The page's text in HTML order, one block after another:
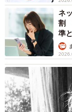
福岡のヨロズカケ（齋
他にも鏡餅の下に
せ」たり隣に「添
と一緒に棒に吊る
ネ
割
準